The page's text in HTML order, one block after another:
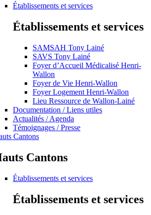
Établissements et services
Établissements et services
SAMSAH Tony Lainé
SAVS Tony Lainé
Foyer d’Accueil Médicalisé Henri-
Wallon
Foyer de Vie Henri-Wallon
Foyer Logement Henri-Wallon
Lieu Ressource de Wallon-Lainé
Documentation / Liens utiles
Actualités / Agenda
Témoignages / Presse
Cantons
Cantons
Établissements et services
Établissements et services